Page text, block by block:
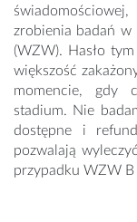
zrobienia badań w
(WZW). Hasło
większość
momencie, gdy
stadium. Nie
dostępne i
pozwalają
przypadku WZW